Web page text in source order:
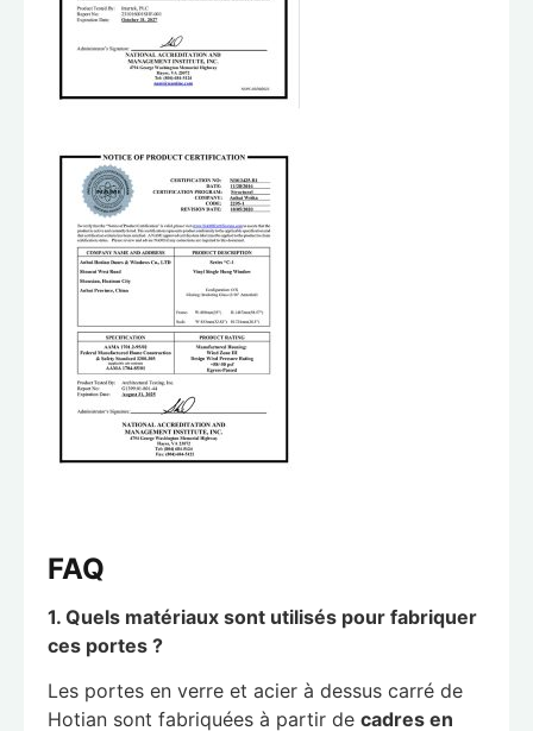
FAQ
1. Quels matériaux sont utilisés pour fabriquer
ces portes ?
Les portes en verre et acier à dessus carré de
Hotian sont fabriquées à partir de cadres en